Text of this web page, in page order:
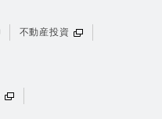
不動産投資